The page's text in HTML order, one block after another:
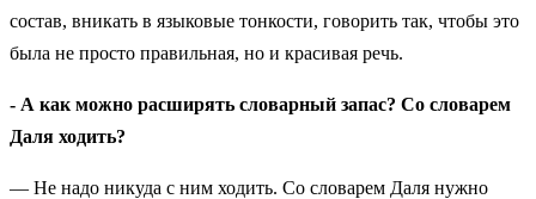
состав, вникать в языковые тонкости, говорить так, чтобы это
была не просто правильная, но и красивая речь.
- А как можно расширять словарный запас? Со словарем
Даля ходить?
— Не надо никуда с ним ходить. Со словарем Даля нужно